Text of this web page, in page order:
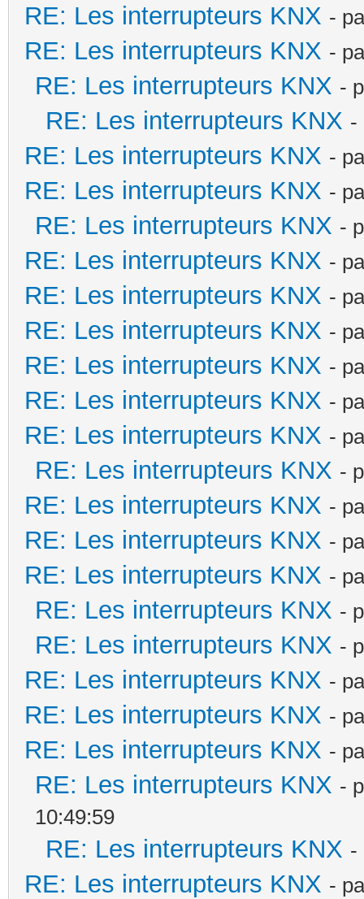
RE: Les interrupteurs KNX -
RE: Les interrupteurs KNX -
RE: Les interrupteurs KNX -
RE: Les interrupteurs KNX -
RE: Les interrupteurs KNX -
RE: Les interrupteurs KNX -
RE: Les interrupteurs KNX -
RE: Les interrupteurs KNX -
RE: Les interrupteurs KNX -
RE: Les interrupteurs KNX -
RE: Les interrupteurs KNX -
RE: Les interrupteurs KNX -
RE: Les interrupteurs KNX -
RE: Les interrupteurs KNX -
RE: Les interrupteurs KNX -
RE: Les interrupteurs KNX -
RE: Les interrupteurs KNX -
RE: Les interrupteurs KNX -
RE: Les interrupteurs KNX -
RE: Les interrupteurs KNX -
RE: Les interrupteurs KNX -
RE: Les interrupteurs KNX -
RE: Les interrupteurs KNX -
10:49:59
RE: Les interrupteurs KNX -
RE: Les interrupteurs KNX -